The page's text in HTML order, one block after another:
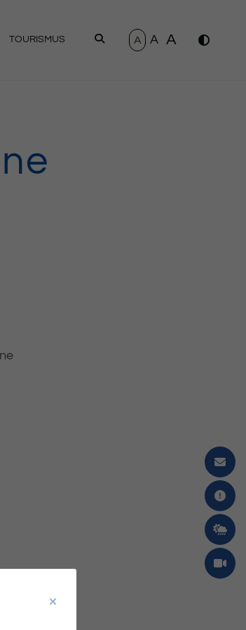
TOURISMUS SUCHEN
A A A